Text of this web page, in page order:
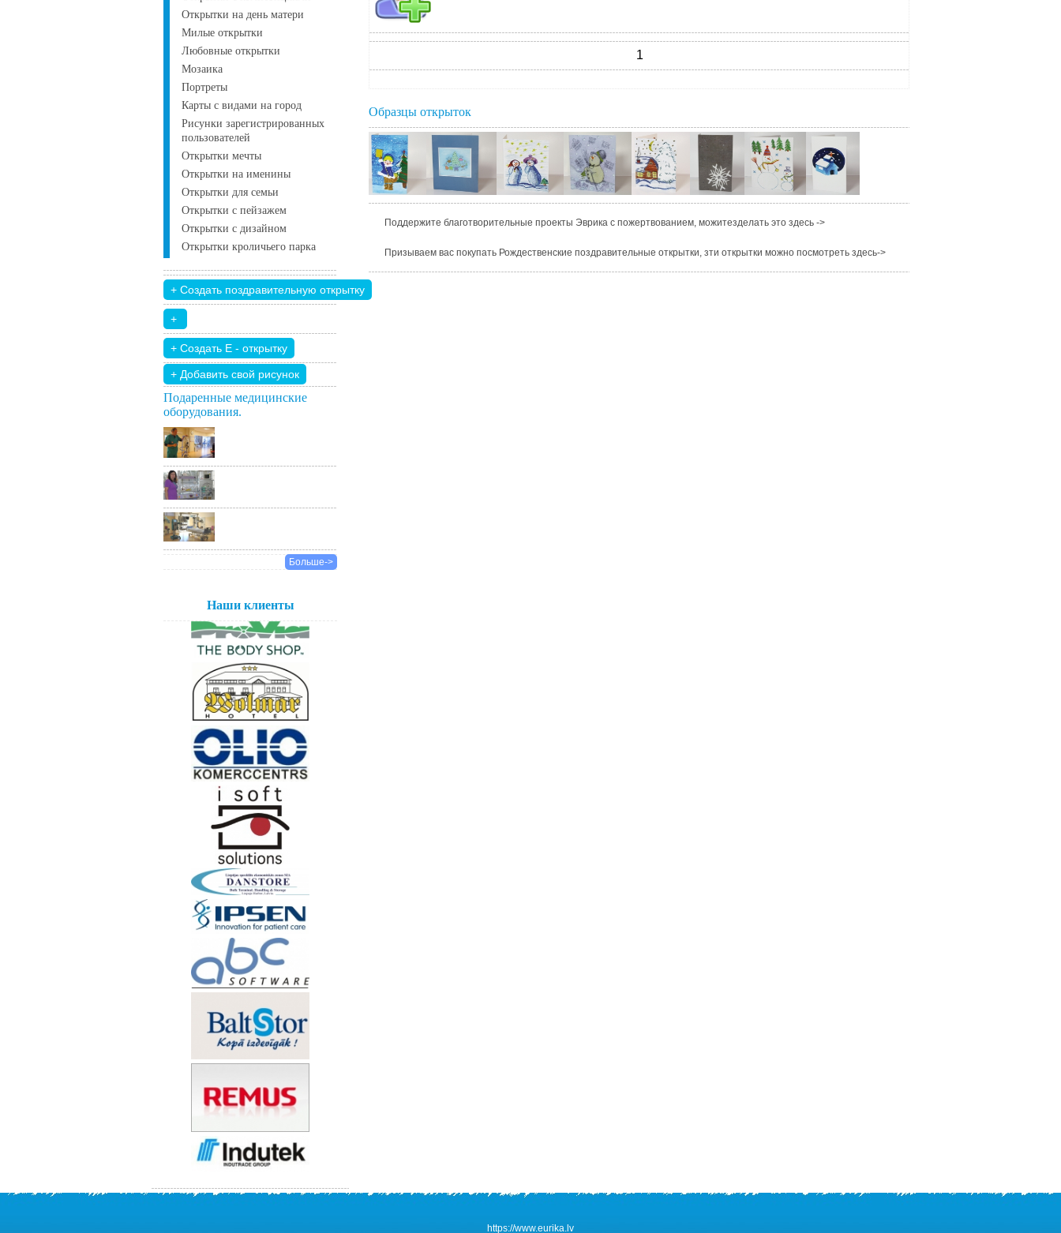
Открытки на день матери
Милые открытки
Любовные открытки
Мозаика
Портреты
Карты с видами на город
Рисунки зарегистрированных
пользователей
Открытки мечты
Открытки на именины
Открытки для семьи
Открытки с пейзажем
Открытки с дизайном
Открытки кроличьего парка
+ Добавить свой ​​рисунок
Подаренные медицинские
оборудования.
Больше->
Наши клиенты
1
Образцы открыток
Поддержите благотворительные проекты Эврика с пожертвованием, можитезделать это здесь ->
Призываем вас покупать Рождественские поздравительные открытки, зти открытки можно посмотреть здесь->
https://www.eurika.lv